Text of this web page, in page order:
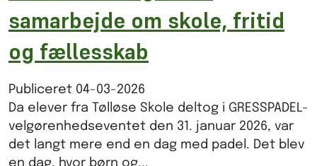
samarbejde om skole, fritid
og fællesskab
Publiceret 04-03-2026
Da elever fra Tølløse Skole deltog i GRESSPADEL-
velgørenhedseventet den 31. januar 2026, var
det langt mere end en dag med padel. Det blev
en dag, hvor børn og...